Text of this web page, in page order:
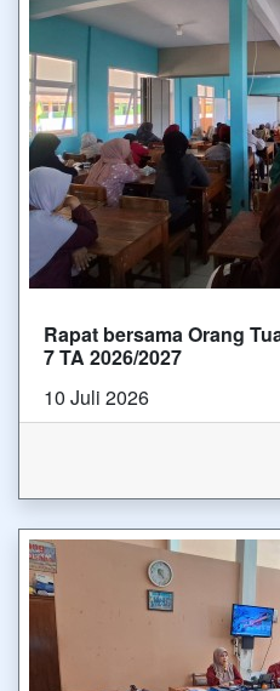
Rapat bersama Orang
7 TA 2026/2027
10 Juli 2026